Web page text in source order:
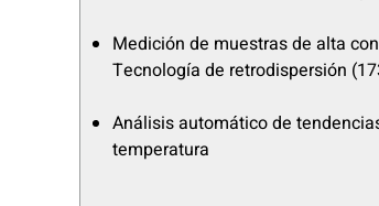
Medición de muestras de alta
Tecnología de retrodispersión
Análisis automático de
temperatura